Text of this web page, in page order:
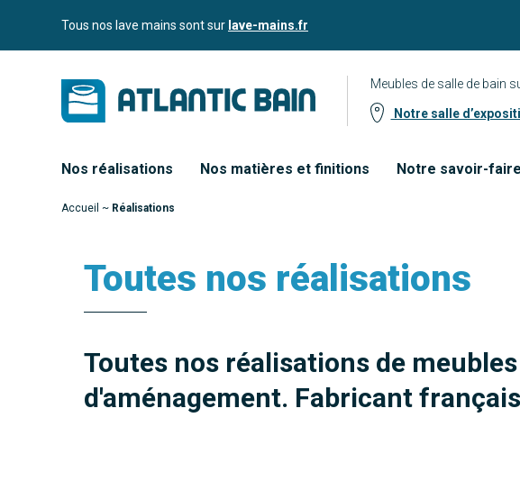
Aller auTous nos lave mains sont sur lave-mains.fr
Meubles de salle de bain
Notre salle
Nos réalisations Nos matières et finitions Notre savoir-faire
Accueil ~ Réalisations
Toutes nos réalisations
Toutes nos réalisations de
d'aménagement. Fabricant